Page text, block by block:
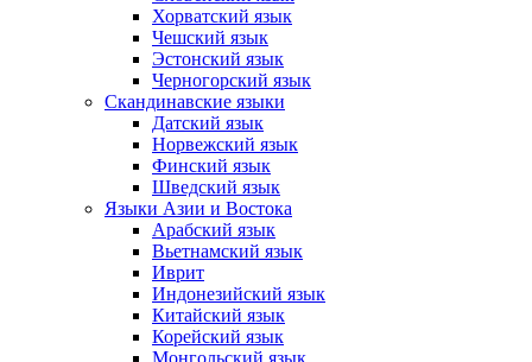
Хорватский язык
Чешский язык
Эстонский язык
Черногорский язык
Скандинавские языки
Датский язык
Норвежский язык
Финский язык
Шведский язык
Языки Азии и Востока
Арабский язык
Вьетнамский язык
Иврит
Индонезийский язык
Китайский язык
Корейский язык
Монгольский язык